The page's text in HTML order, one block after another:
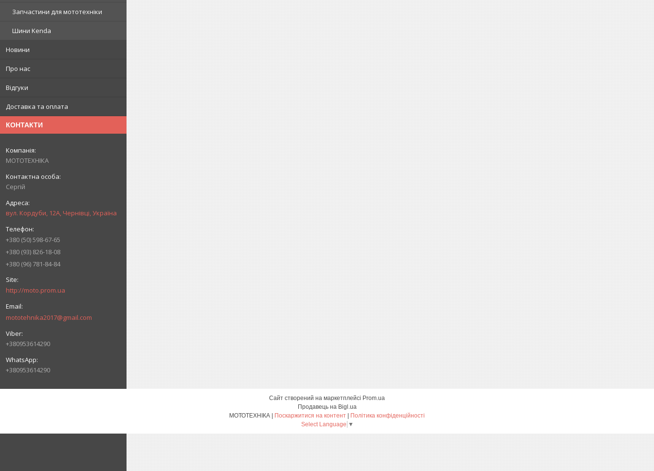
Запчастини для мототехніки
Шини Kenda
Новини
Про нас
Відгуки
Доставка та оплата
КОНТАКТИ
МОТОТЕХНІКА
Сергій
вул. Кордуби, 12А, Чернівці, Україна
+380 (50) 598-67-65
+380 (93) 826-18-08
+380 (96) 781-84-84
http://moto.prom.ua
mototehnika2017@gmail.com
+380953614290
+380953614290
Сайт створений на маркетплейсі Prom.ua
Продавець на Bigl.ua
МОТОТЕХНІКА | Поскаржитися на контент | Політика конфіденційності
Select Language ▼